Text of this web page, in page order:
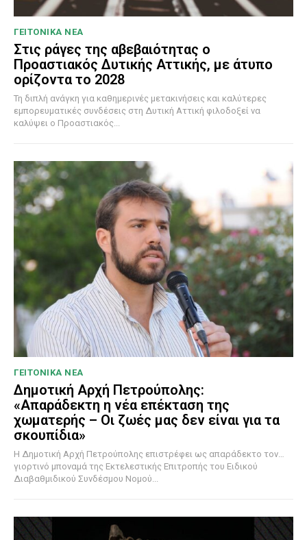
ΓΕΙΤΟΝΙΚΑ ΝΕΑ
Στις ράγες της αβεβαιότητας ο
Προαστιακός Δυτικής Αττικής, με άτυπο
ορίζοντα το 2028
Τη διπλή ανάγκη για καθημερινές μετακινήσεις και καλύτερες
εμπορευματικές συνδέσεις στη Δυτική Αττική φιλοδοξεί να
καλύψει ο Προαστιακός...
ΓΕΙΤΟΝΙΚΑ ΝΕΑ
Δημοτική Αρχή Πετρούπολης:
«Απαράδεκτη η νέα επέκταση της
χωματερής – Οι ζωές μας δεν είναι για τα
σκουπίδια»
Η Δημοτική Αρχή Πετρούπολης επιστρέφει ως απαράδεκτο τον…
γιορτινό μποναμά της Εκτελεστικής Επιτροπής του Ειδικού
Διαβαθμιδικού Συνδέσμου Νομού...